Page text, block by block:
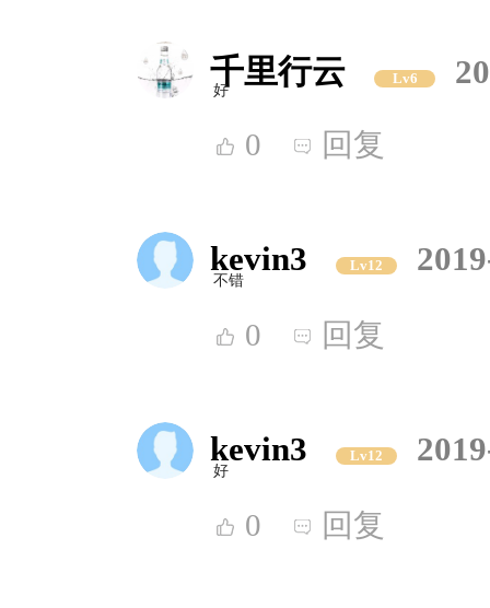
千里行云 Lv6
好
0 回复
kevin3 Lv12
不错
0 回复
kevin3 Lv12
好
0 回复